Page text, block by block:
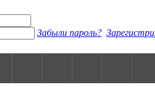
Забыли пароль?